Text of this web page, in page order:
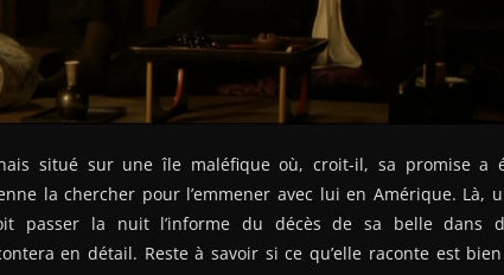
situé sur une île maléfique où, croit-il, sa promise a
la chercher pour l’emmener avec lui en Amérique. Là,
passer la nuit l’informe du décès de sa belle dans
en détail. Reste à savoir si ce qu’elle raconte est